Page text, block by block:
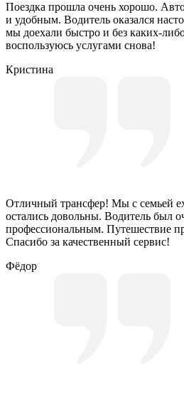
Поездка прошла очень хорошо.
и удобным. Водитель оказался
мы доехали быстро и без каких-
воспользуюсь услугами снова!
Кристина
Отличный трансфер! Мы с семьей
остались довольны. Водитель был
профессиональным. Путешествие
Спасибо за качественный сервис!
Фёдор